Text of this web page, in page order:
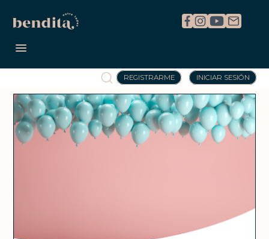
REGISTRARME INICIAR SESIÓN